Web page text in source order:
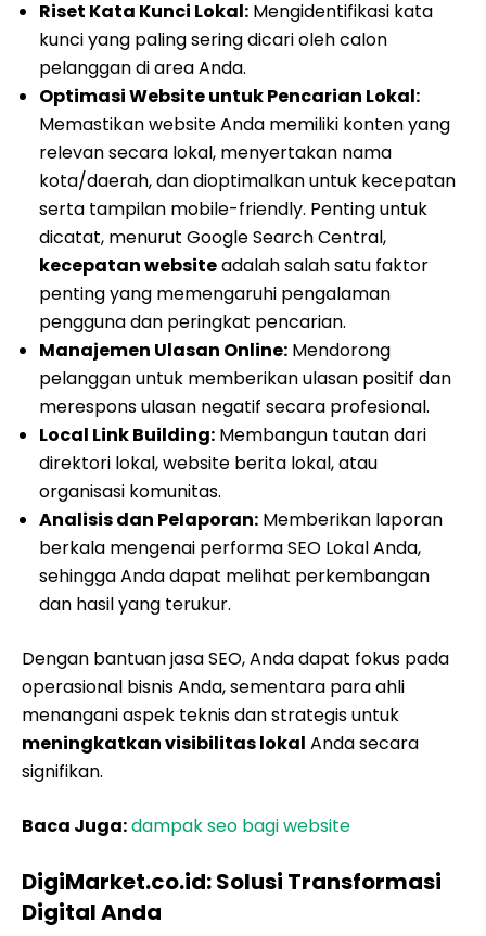
Riset Kata Kunci Lokal: Mengidentifikasi kata
kunci yang paling sering dicari oleh calon
pelanggan di area Anda.
Optimasi Website untuk Pencarian Lokal:
Memastikan website Anda memiliki konten yang
relevan secara lokal, menyertakan nama
kota/daerah, dan dioptimalkan untuk kecepatan
serta tampilan mobile-friendly. Penting untuk
dicatat, menurut Google Search Central,
kecepatan websiteadalah salah satu faktor
penting yang memengaruhi pengalaman
pengguna dan peringkat pencarian.
Manajemen Ulasan Online: Mendorong
pelanggan untuk memberikan ulasan positif dan
merespons ulasan negatif secara profesional.
Local Link Building: Membangun tautan dari
direktori lokal, website berita lokal, atau
organisasi komunitas.
Analisis dan Pelaporan: Memberikan laporan
berkala mengenai performa SEO Lokal Anda,
sehingga Anda dapat melihat perkembangan
dan hasil yang terukur.
Dengan bantuan jasa SEO, Anda dapat fokus pada
operasional bisnis Anda, sementara para ahli
menangani aspek teknis dan strategis untuk
meningkatkan visibilitas lokal Anda secara
signifikan.
Baca Juga:dampak seo bagi website
DigiMarket.co.id: Solusi Transformasi
Digital Anda